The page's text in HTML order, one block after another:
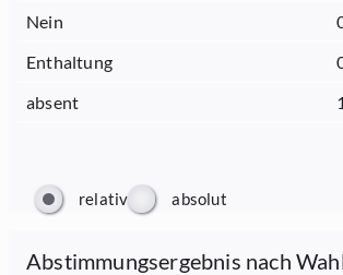
Nein
Enthaltung
absent
relativ absolut
Abstimmungsergebnis nach